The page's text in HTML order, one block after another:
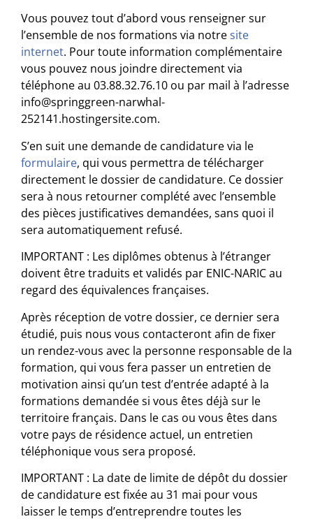
Vous pouvez tout d’abord vous renseigner sur
l’ensemble de nos formations via notresite
internet. Pour toute information complémentaire
vous pouvez nous joindre directement via
téléphone au 03.88.32.76.10 ou par mail à l’adresse
info@springgreen-narwhal-
252141.hostingersite.com.
S’en suit une demande de candidature via le
formulaire, qui vous permettra de télécharger
directement le dossier de candidature. Ce dossier
sera à nous retourner complété avec l’ensemble
des pièces justificatives demandées, sans quoi il
sera automatiquement refusé.
IMPORTANT : Les diplômes obtenus à l’étranger
doivent être traduits et validés par ENIC-NARIC au
regard des équivalences françaises.
Après réception de votre dossier, ce dernier sera
étudié, puis nous vous contacteront afin de fixer
un rendez-vous avec la personne responsable de la
formation, qui vous fera passer un entretien de
motivation ainsi qu’un test d’entrée adapté à la
formations demandée si vous êtes déjà sur le
territoire français. Dans le cas ou vous êtes dans
votre pays de résidence actuel, un entretien
téléphonique vous sera proposé.
IMPORTANT : La date de limite de dépôt du dossier
de candidature est fixée au 31 mai pour vous
laisser le temps d’entreprendre toutes les